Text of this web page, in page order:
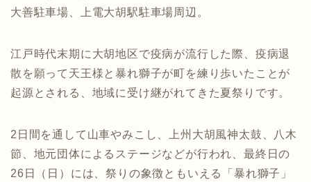
大善駐車場、上電大胡駅駐車場周辺。
江戸時代末期に大胡地区で疫病が流行した際、疫病退
散を願って天王様と暴れ獅子が町を練り歩いたことが
起源とされる、地域に受け継がれてきた夏祭りです。
2日間を通して山車やみこし、上州大胡風神太鼓、八木
節、地元団体によるステージなどが行われ、最終日の
26日（日）には、祭りの象徴ともいえる「暴れ獅子」